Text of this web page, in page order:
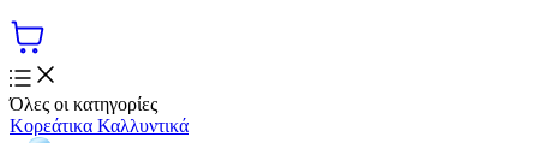
Όλες οι κατηγορίες
Κορεάτικα Καλλυντικά